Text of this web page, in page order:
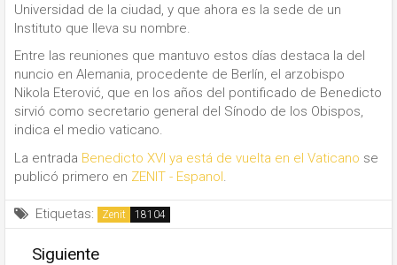
Universidad de la ciudad, y que ahora es la sede de un
Instituto que lleva su nombre.
Entre las reuniones que mantuvo estos días destaca la del
nuncio en Alemania, procedente de Berlín, el arzobispo
Nikola Eterović, que en los años del pontificado de Benedicto
sirvió como secretario general del Sínodo de los Obispos,
indica el medio vaticano.
La entrada Benedicto XVI ya está de vuelta en el Vaticano se
publicó primero en ZENIT - Espanol
Etiquetas: Zenit
Siguiente